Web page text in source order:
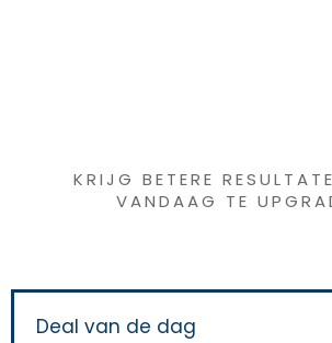
KRIJG BETERE
VANDAAG TE
Deal van de dag